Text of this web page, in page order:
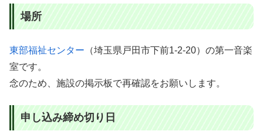
場所
東部福祉センター （埼玉県戸田市下前1-2-20）の第一音楽
室です。
念のため、施設の掲示板で再確認をお願いします。
申し込み締め切り日